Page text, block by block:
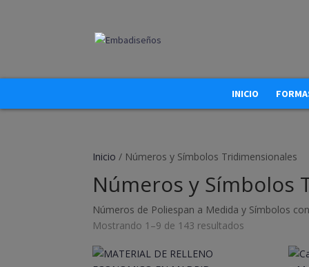
INICIO
Inicio / Números y Símbolos Tridimensionales
Números y Símbolos
Números de Poliespan a Medida y Símbolos
Mostrando 1–9 de 143 resultados